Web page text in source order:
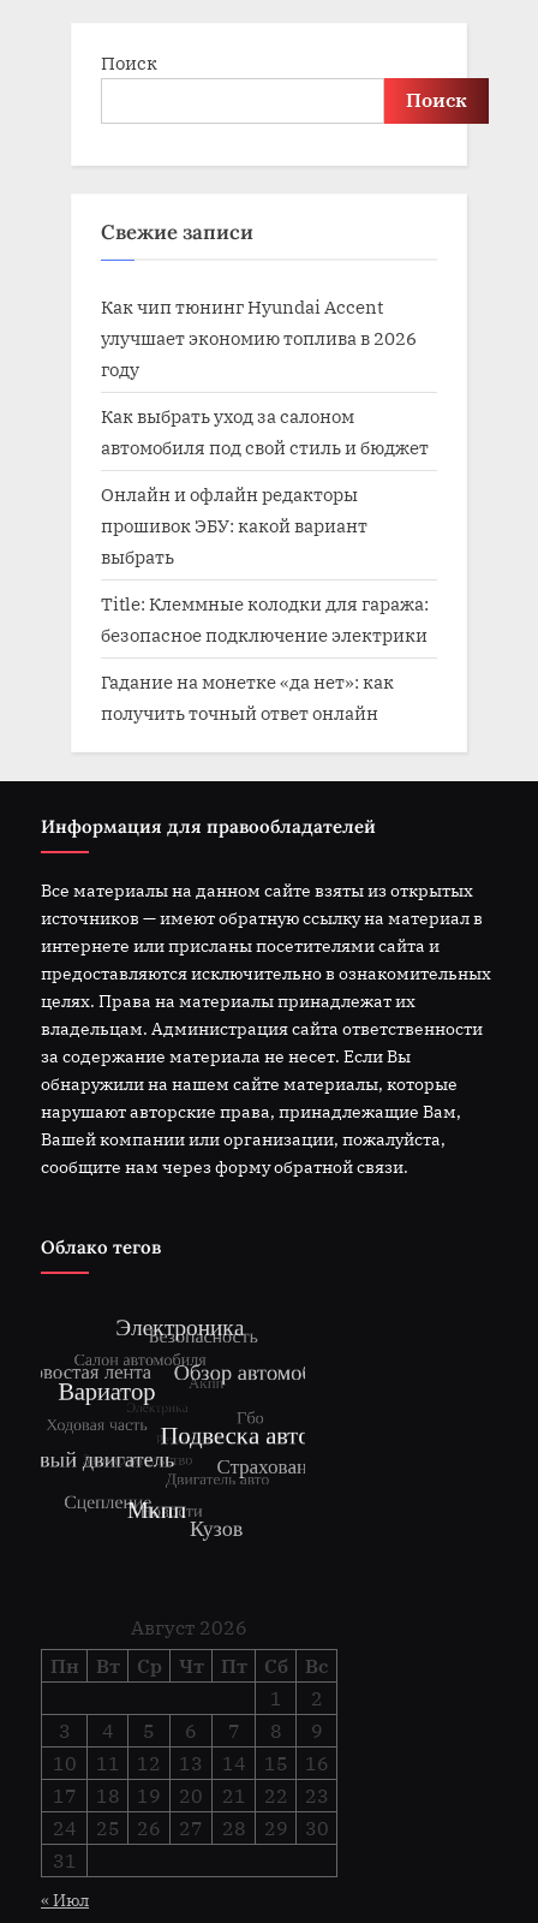
Поиск
Поиск
Свежие записи
Как чип тюнинг Hyundai Accent
улучшает экономию топлива в 2026
году
Как выбрать уход за салоном
автомобиля под свой стиль и бюджет
Онлайн и офлайн редакторы
прошивок ЭБУ: какой вариант
выбрать
Title: Клеммные колодки для гаража:
безопасное подключение электрики
Гадание на монетке «да нет»: как
получить точный ответ онлайн
Информация для правообладателей
Все материалы на данном сайте взяты из открытых
источников — имеют обратную ссылку на материал в
интернете или присланы посетителями сайта и
предоставляются исключительно в ознакомительных
целях. Права на материалы принадлежат их
владельцам. Администрация сайта ответственности
за содержание материала не несет. Если Вы
обнаружили на нашем сайте материалы, которые
нарушают авторские права, принадлежащие Вам,
Вашей компании или организации, пожалуйста,
сообщите нам через форму обратной связи.
Облако тегов
Август 2026
Пн
Вт Ср Чт Пт Сб
Вс
1
2
3
4 5 6 7 8
9
10
11 12 13 14 15
16
17
18 19 20 21 22
23
24
25 26 27 28 29
30
31
« Июл